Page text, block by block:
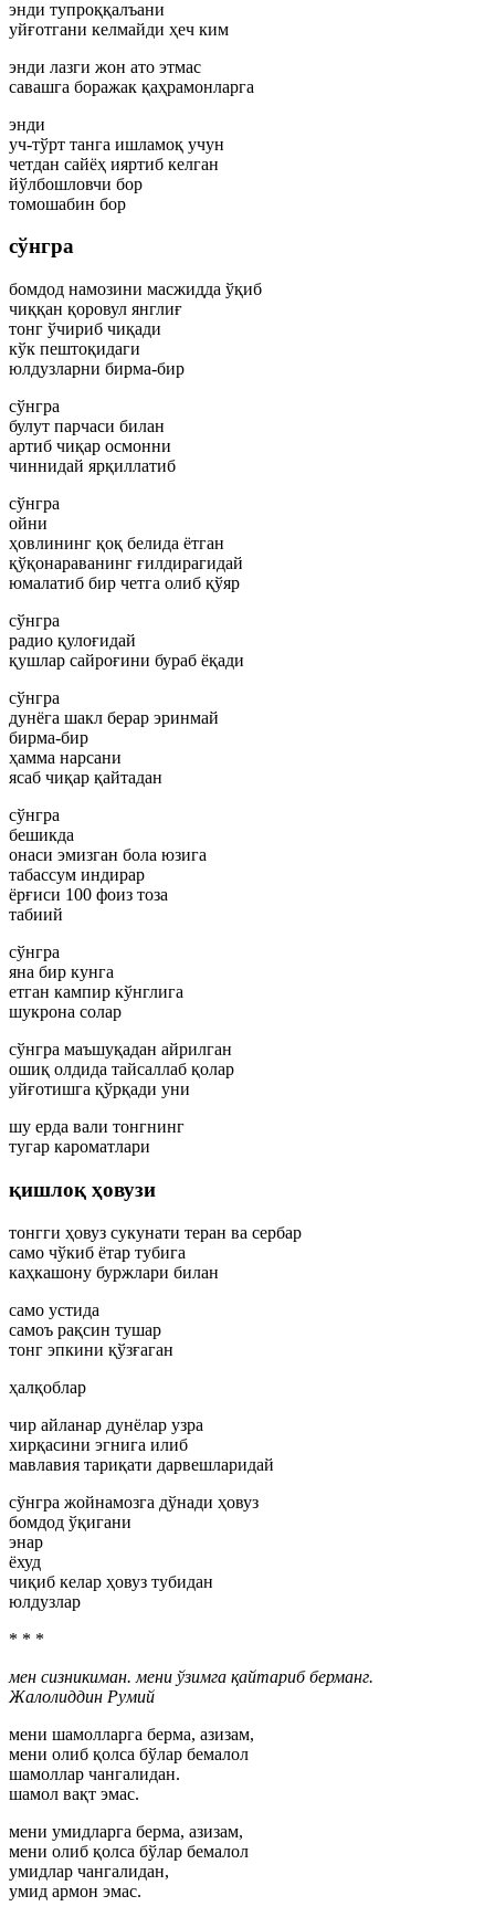
энди тупроққалъани
уйғотгани келмайди ҳеч ким
энди лазги жон ато этмас
савашга боражак қаҳрамонларга
энди
уч-тўрт танга ишламоқ учун
четдан сайёҳ ияртиб келган
йўлбошловчи бор
томошабин бор
сўнгра
бомдод намозини масжидда ўқиб
чиққан қоровул янглиғ
тонг ўчириб чиқади
кўк пештоқидаги
юлдузларни бирма-бир
сўнгра
булут парчаси билан
артиб чиқар осмонни
чиннидай ярқиллатиб
сўнгра
ойни
ҳовлининг қоқ белида ётган
қўқонараванинг ғилдирагидай
юмалатиб бир четга олиб қўяр
сўнгра
радио қулоғидай
қушлар сайроғини бураб ёқади
сўнгра
дунёга шакл берар эринмай
бирма-бир
ҳамма нарсани
ясаб чиқар қайтадан
сўнгра
бешикда
онаси эмизган бола юзига
табассум индирар
ёрғиси 100 фоиз тоза
табиий
сўнгра
яна бир кунга
етган кампир кўнглига
шукрона солар
сўнгра маъшуқадан айрилган
ошиқ олдида тайсаллаб қолар
уйғотишга қўрқади уни
шу ерда вали тонгнинг
тугар кароматлари
қишлоқ ҳовузи
тонгги ҳовуз сукунати теран ва сербар
само чўкиб ётар тубига
каҳкашону буржлари билан
само устида
самоъ рақсин тушар
тонг эпкини қўзғаган
ҳалқоблар
чир айланар дунёлар узра
хирқасини эгнига илиб
мавлавия тариқати дарвешларидай
сўнгра жойнамозга дўнади ҳовуз
бомдод ўқигани
энар
ёхуд
чиқиб келар ҳовуз тубидан
юлдузлар
* * *
мен сизникиман. мени ўзимга қайтариб берманг.
Жалолиддин Румий
мени шамолларга берма, азизам,
мени олиб қолса бўлар бемалол
шамоллар чангалидан.
шамол вақт эмас.
мени умидларга берма, азизам,
мени олиб қолса бўлар бемалол
умидлар чангалидан,
умид армон эмас.